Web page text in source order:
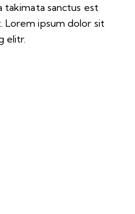
takimata sanctus est
Lorem ipsum dolor sit
elitr.